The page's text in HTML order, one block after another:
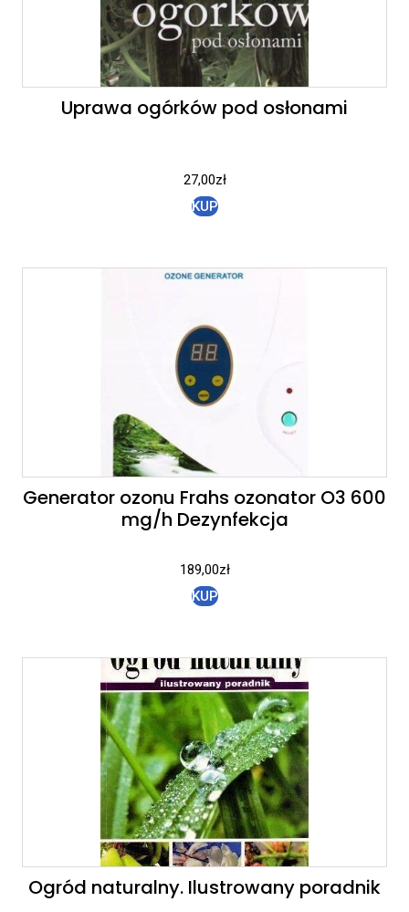
Uprawa ogórków pod osłonami
27,00zł
KUP
Generator ozonu Frahs ozonator O3 600
mg/h Dezynfekcja
189,00zł
KUP
Ogród naturalny. Ilustrowany poradnik